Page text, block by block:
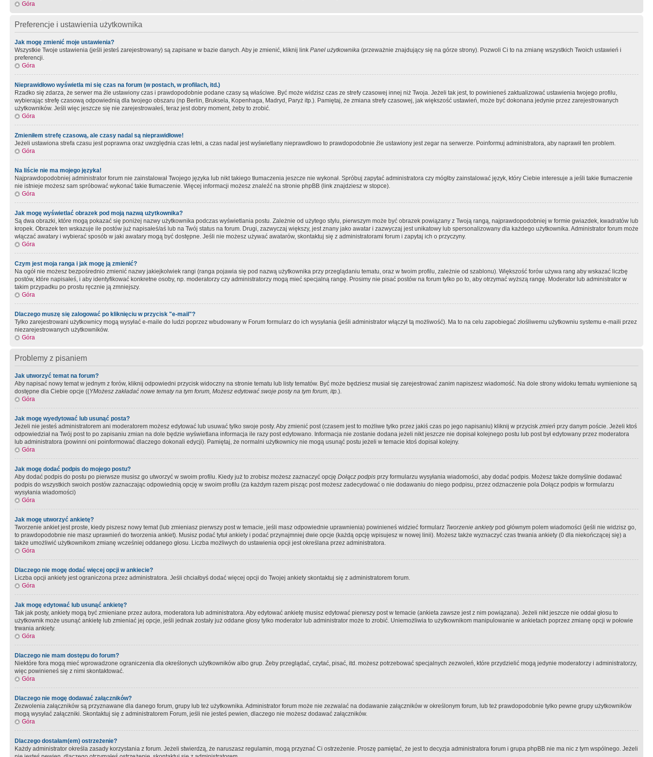
Góra
Preferencje i ustawienia użytkownika
Jak mogę zmienić moje ustawienia?
Wszystkie Twoje ustawienia (jeśli jesteś zarejestrowany) są zapisane w bazie danych. Aby je zmienić, kliknij link Panel użytkownika (przeważnie znajdujący się na górze strony). Pozwoli Ci to na zmianę wszystkich Twoich ustawień i
preferencji.
Góra
Nieprawidłowo wyświetla mi się czas na forum (w postach, w profilach, itd.)
Rzadko się zdarza, że serwer ma źle ustawiony czas i prawdopodobnie podane czasy są właściwe. Być może widzisz czas ze strefy czasowej innej niż Twoja. Jeżeli tak jest, to powinieneś zaktualizować ustawienia twojego profilu,
wybierając strefę czasową odpowiednią dla twojego obszaru (np Berlin, Bruksela, Kopenhaga, Madryd, Paryż itp.). Pamiętaj, że zmiana strefy czasowej, jak większość ustawień, może być dokonana jedynie przez zarejestrowanych
użytkowników. Jeśli więc jeszcze się nie zarejestrowałeś, teraz jest dobry moment, żeby to zrobić.
Góra
Zmieniłem strefę czasową, ale czasy nadal są nieprawidłowe!
Jeżeli ustawiona strefa czasu jest poprawna oraz uwzględnia czas letni, a czas nadal jest wyświetlany nieprawdłowo to prawdopodobnie źle ustawiony jest zegar na serwerze. Poinformuj administratora, aby naprawił ten problem.
Góra
Na liście nie ma mojego języka!
Najprawdopodobniej administrator forum nie zainstalował Twojego języka lub nikt takiego tłumaczenia jeszcze nie wykonał. Spróbuj zapytać administratora czy mógłby zainstalować język, który Ciebie interesuje a jeśli takie tłumaczenie
nie istnieje możesz sam spróbować wykonać takie tłumaczenie. Więcej informacji możesz znaleźć na stronie phpBB (link znajdziesz w stopce).
Góra
Jak mogę wyświetlać obrazek pod moją nazwą użytkownika?
Są dwa obrazki, które mogą pokazać się poniżej nazwy użytkownika podczas wyświetlania postu. Zależnie od użytego stylu, pierwszym może być obrazek powiązany z Twoją rangą, najprawdopodobniej w formie gwiazdek, kwadratów lub
kropek. Obrazek ten wskazuje ile postów już napisałeś/aś lub na Twój status na forum. Drugi, zazwyczaj większy, jest znany jako awatar i zazwyczaj jest unikatowy lub spersonalizowany dla każdego użytkownika. Administrator forum może
włączać awatary i wybierać sposób w jaki awatary mogą być dostępne. Jeśli nie możesz używać awatarów, skontaktuj się z administratorami forum i zapytaj ich o przyczyny.
Góra
Czym jest moja ranga i jak mogę ją zmienić?
Na ogół nie możesz bezpośrednio zmienić nazwy jakiejkolwiek rangi (ranga pojawia się pod nazwą użytkownika przy przeglądaniu tematu, oraz w twoim profilu, zależnie od szablonu). Większość forów używa rang aby wskazać liczbę
postów, które napisałeś, i aby identyfikować konkretne osoby, np. moderatorzy czy administratorzy mogą mieć specjalną rangę. Prosimy nie pisać postów na forum tylko po to, aby otrzymać wyższą rangę. Moderator lub administrator w
takim przypadku po prostu ręcznie ją zmniejszy.
Góra
Dlaczego muszę się zalogować po kliknięciu w przycisk "e-mail"?
Tylko zarejestrowani użytkownicy mogą wysyłać e-maile do ludzi poprzez wbudowany w Forum formularz do ich wysyłania (jeśli administrator włączył tą możliwość). Ma to na celu zapobiegać złośliwemu użytkowniu systemu e-maili przez
niezarejestrowanych użytkowników.
Góra
Problemy z pisaniem
Jak utworzyć temat na forum?
Aby napisać nowy temat w jednym z forów, kliknij odpowiedni przycisk widoczny na stronie tematu lub listy tematów. Być może będziesz musiał się zarejestrować zanim napiszesz wiadomość. Na dole strony widoku tematu wymienione są
dostępne dla Ciebie opcje ((YMożesz zakładać nowe tematy na tym forum, Możesz edytować swoje posty na tym forum, itp.).
Góra
Jak mogę wyedytować lub usunąć posta?
Jeżeli nie jesteś administratorem ani moderatorem możesz edytować lub usuwać tylko swoje posty. Aby zmienić post (czasem jest to możliwe tylko przez jakiś czas po jego napisaniu) kliknij w przycisk zmień przy danym poście. Jeżeli ktoś
odpowiedział na Twój post to po zapisaniu zmian na dole będzie wyświetlana informacja ile razy post edytowano. Informacja nie zostanie dodana jeżeli nikt jeszcze nie dopisał kolejnego postu lub post był edytowany przez moderatora
lub administratora (powinni oni poinformować dlaczego dokonali edycji). Pamiętaj, że normalni użytkownicy nie mogą usunąć postu jeżeli w temacie ktoś dopisał kolejny.
Góra
Jak mogę dodać podpis do mojego postu?
Aby dodać podpis do postu po pierwsze musisz go utworzyć w swoim profilu. Kiedy już to zrobisz możesz zaznaczyć opcję Dołącz podpis przy formularzu wysyłania wiadomości, aby dodać podpis. Możesz także domyślnie dodawać
podpis do wszystkich swoich postów zaznaczając odpowiednią opcję w swoim profilu (za każdym razem pisząc post możesz zadecydować o nie dodawaniu do niego podpisu, przez odznaczenie pola Dołącz podpis w formularzu
wysyłania wiadomości)
Góra
Jak mogę utworzyć ankietę?
Tworzenie ankiet jest proste, kiedy piszesz nowy temat (lub zmieniasz pierwszy post w temacie, jeśli masz odpowiednie uprawnienia) powinieneś widzieć formularz Tworzenie ankietypod głównym polem wiadomości (jeśli nie widzisz go,
to prawdopodobnie nie masz uprawnień do tworzenia ankiet). Musisz podać tytuł ankiety i podać przynajmniej dwie opcje (każdą opcję wpisujesz w nowej linii). Możesz także wyznaczyć czas trwania ankiety (0 dla niekończącej się) a
także umożliwić użytkownikom zmianę wcześniej oddanego głosu. Liczba możliwych do ustawienia opcji jest określana przez administratora.
Góra
Dlaczego nie mogę dodać więcej opcji w ankiecie?
Liczba opcji ankiety jest ograniczona przez administratora. Jeśli chciałbyś dodać więcej opcji do Twojej ankiety skontaktuj się z administratorem forum.
Góra
Jak mogę edytować lub usunąć ankietę?
Tak jak posty, ankiety mogą być zmieniane przez autora, moderatora lub administratora. Aby edytować ankietę musisz edytować pierwszy post w temacie (ankieta zawsze jest z nim powiązana). Jeżeli nikt jeszcze nie oddał głosu to
użytkownik może usunąć ankietę lub zmieniać jej opcje, jeśli jednak zostały już oddane głosy tylko moderator lub administrator może to zrobić. Uniemożliwia to użytkownikom manipulowanie w ankietach poprzez zmianę opcji w połowie
trwania ankiety.
Góra
Dlaczego nie mam dostępu do forum?
Niektóre fora mogą mieć wprowadzone ograniczenia dla określonych użytkowników albo grup. Żeby przeglądać, czytać, pisać, itd. możesz potrzebować specjalnych zezwoleń, które przydzielić mogą jedynie moderatorzy i administratorzy,
więc powinieneś się z nimi skontaktować.
Góra
Dlaczego nie mogę dodawać załączników?
Zezwolenia załączników są przyznawane dla danego forum, grupy lub też użytkownika. Administrator forum może nie zezwalać na dodawanie załączników w określonym forum, lub też prawdopodobnie tylko pewne grupy użytkowników
mogą wysyłać załączniki. Skontaktuj się z administratorem Forum, jeśli nie jesteś pewien, dlaczego nie możesz dodawać załączników.
Góra
Dlaczego dostałam(em) ostrzeżenie?
Każdy administrator określa zasady korzystania z forum. Jeżeli stwierdzą, że naruszasz regulamin, mogą przyznać Ci ostrzeżenie. Proszę pamiętać, że jest to decyzja administratora forum i grupa phpBB nie ma nic z tym wspólnego. Jeżeli